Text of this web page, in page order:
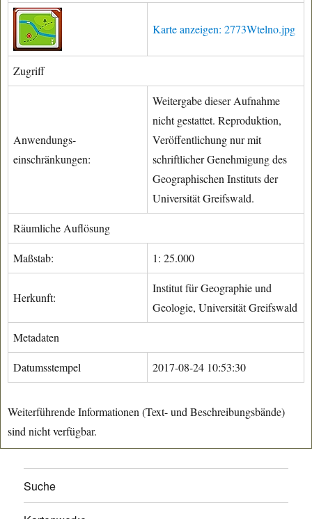
Karte anzeigen: 2773Wtelno.jpg
Zugriff
Anwendungs-
einschränkungen:
Weitergabe dieser Aufnahme
nicht gestattet. Reproduktion,
Veröffentlichung nur mit
schriftlicher Genehmigung des
Geographischen Instituts der
Universität Greifswald.
Räumliche Auflösung
Maßstab: 1: 25.000
Herkunft:
Institut für Geographie und
Geologie, Universität Greifswald
Metadaten
Datumsstempel 2017-08-24 10:53:30
Weiterführende Informationen (Text- und Beschreibungsbände)
sind nicht verfügbar.
Suche